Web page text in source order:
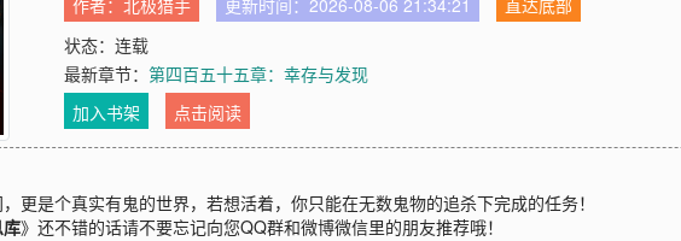
作者：北极猎手 更新时间：2026-08-06 21:34:21
直达底部
状态：连载
最新章节：第四百五十五章：幸存与发现
加入书架
点击阅读
更是个真实有鬼的世界，若想活着，你只能在无数鬼物的追杀下完成的任务！
库》还不错的话请不要忘记向您QQ群和微博微信里的朋友推荐哦！